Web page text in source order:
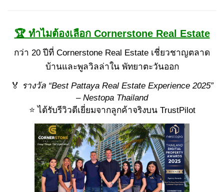
🏆 ทำไมต้องเลือก Cornerstone Real Estate
กว่า 20 ปีที่ Cornerstone Real Estate เชี่ยวชาญตลาด
บ้านและพูลวิลล่าใน พัทยาตะวันออก
🏅 รางวัล “Best Pattaya Real Estate Experience 2025”
– Nestopa Thailand
⭐ ได้รับรีวิวดีเยี่ยมจากลูกค้าจริงบน TrustPilot